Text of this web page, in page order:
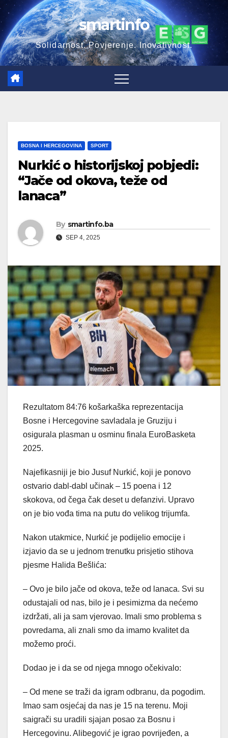
Skip
to
content
smartinfo
Solidarnost. Povjerenje. Inovativnost.
BOSNA I HERCEGOVINA SPORT
Nurkić o historijskoj pobjedi:
“Jače od okova, teže od
lanaca”
By smartinfo.ba
SEP 4, 2025
Rezultatom 84:76 košarkaška reprezentacija
Bosne i Hercegovine savladala je Gruziju i
osigurala plasman u osminu finala EuroBasketa
2025.
Najefikasniji je bio Jusuf Nurkić, koji je ponovo
ostvario dabl-dabl učinak – 15 poena i 12
skokova, od čega čak deset u defanzivi. Upravo
on je bio vođa tima na putu do velikog trijumfa.
Nakon utakmice, Nurkić je podijelio emocije i
izjavio da se u jednom trenutku prisjetio stihova
pjesme Halida Bešlića:
– Ovo je bilo jače od okova, teže od lanaca. Svi su
odustajali od nas, bilo je i pesimizma da nećemo
izdržati, ali ja sam vjerovao. Imali smo problema s
povredama, ali znali smo da imamo kvalitet da
možemo proći.
Dodao je i da se od njega mnogo očekivalo:
– Od mene se traži da igram odbranu, da pogodim.
Imao sam osjećaj da nas je 15 na terenu. Moji
saigrači su uradili sjajan posao za Bosnu i
Hercegovinu. Alibegović je igrao povrijeđen, a